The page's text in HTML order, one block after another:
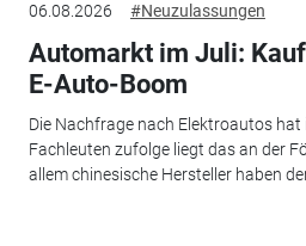
06.08.2026 #Neuzulassungen
Automarkt im Juli:
E-Auto-Boom
Die Nachfrage nach Elektroautos
Fachleuten zufolge liegt das an der
allem chinesische Hersteller haben